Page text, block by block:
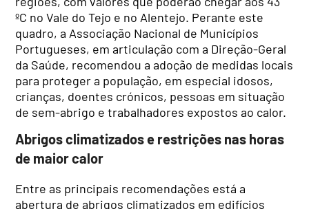
ºC no Vale do Tejo e no Alentejo. Perante este
quadro, a Associação Nacional de Municípios
Portugueses, em articulação com a Direção-Geral
da Saúde, recomendou a adoção de medidas locais
para proteger a população, em especial idosos,
crianças, doentes crónicos, pessoas em situação
de sem-abrigo e trabalhadores expostos ao calor.
Abrigos climatizados e restrições nas horas
de maior calor
Entre as principais recomendações está a
abertura de abrigos climatizados em edifícios